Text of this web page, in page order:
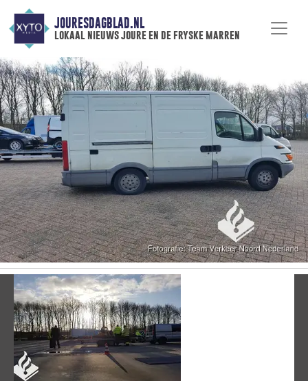
JOURESDAGBLAD.NL
lokaal nieuws joure en de fryske marren
Vorige